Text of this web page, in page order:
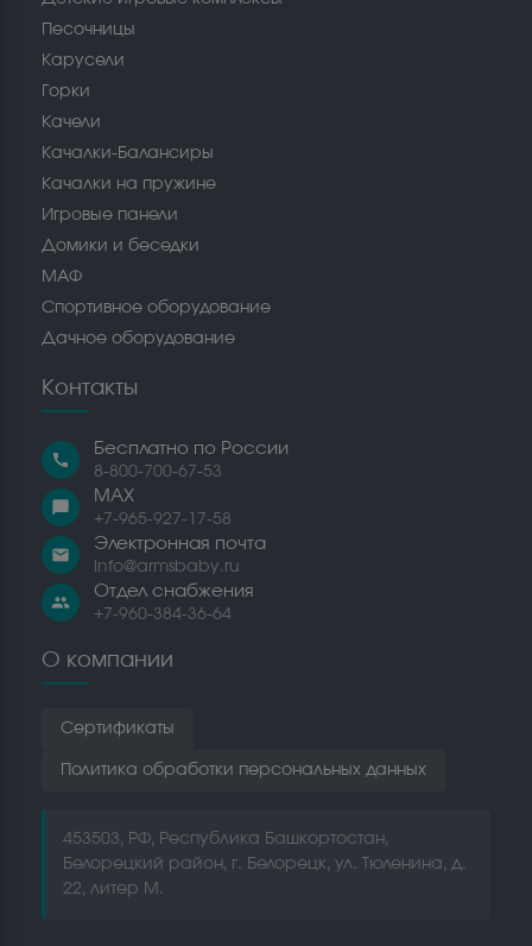
Песочницы
Карусели
Горки
Качели
Качалки-Балансиры
Качалки на пружине
Игровые панели
Домики и беседки
МАФ
Спортивное оборудование
Дачное оборудование
Контакты
call
Бесплатно по России
8-800-700-67-53
chat_bubble
MAX
+7-965-927-17-58
email
Электронная почта
info@armsbaby.ru
people
Отдел снабжения
+7-960-384-36-64
О компании
Сертификаты
Политика обработки персональных данных
453503, РФ, Республика Башкортостан,
Белорецкий район, г. Белорецк, ул. Тюленина, д.
22, литер М.